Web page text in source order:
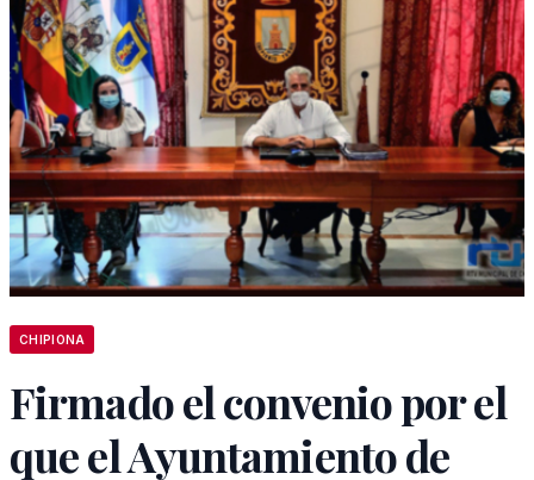
CHIPIONA
Firmado el convenio por el
que el Ayuntamiento de